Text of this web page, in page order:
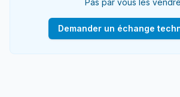
Pas par vous les
Demander un échange